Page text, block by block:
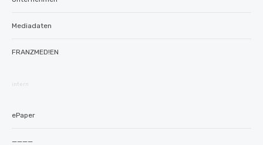
Mediadaten
FRANZMED!EN
intern
ePaper
————